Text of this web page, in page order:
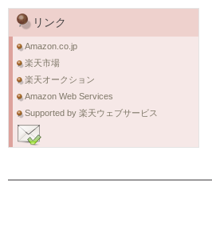
リンク
Amazon.co.jp
楽天市場
楽天オークション
Amazon Web Services
Supported by 楽天ウェブサービス